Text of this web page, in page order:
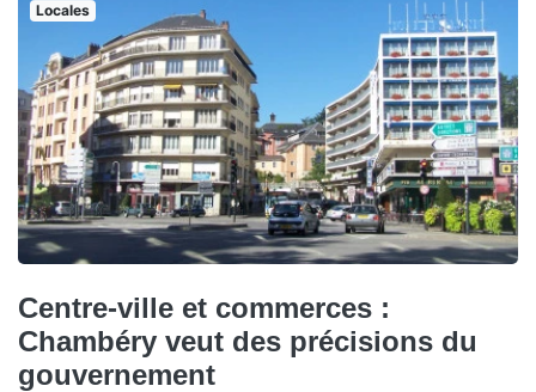
Locales
Centre-ville et commerces :
Chambéry veut des précisions du
gouvernement